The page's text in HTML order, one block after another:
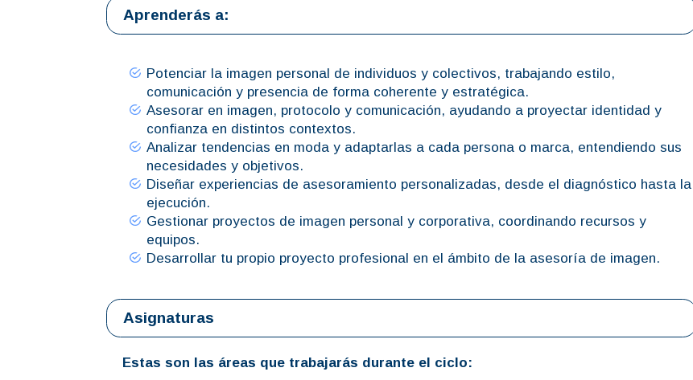
Aprenderás a:
Potenciar la imagen personal de individuos y colectivos, trabajando estilo,
comunicación y presencia de forma coherente y estratégica.
Asesorar en imagen, protocolo y comunicación, ayudando a proyectar identidad y
confianza en distintos contextos.
Analizar tendencias en moda y adaptarlas a cada persona o marca, entendiendo sus
necesidades y objetivos.
Diseñar experiencias de asesoramiento personalizadas, desde el diagnóstico hasta la
ejecución.
Gestionar proyectos de imagen personal y corporativa, coordinando recursos y
equipos.
Desarrollar tu propio proyecto profesional en el ámbito de la asesoría de imagen.
Asignaturas
Estas son las áreas que trabajarás durante el ciclo: